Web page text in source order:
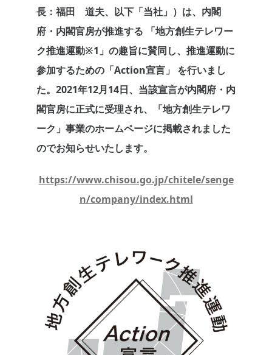
長：福田 道夫、以下「当社」）は、内閣
府・内閣官房が推進する 「地方創生テレワー
ク推進運動※1」の趣旨に賛同し、推進運動に
参加するための「Action宣言」 を行いまし
た。2021年12月14日、当該宣言が内閣府・内
閣官房に正式に受理され、「地方創生テレワ
ーク」事業のホームページに掲載されました
のでお知らせいたします。
https://www.chisou.go.jp/chitele/senge
n/company/index.html